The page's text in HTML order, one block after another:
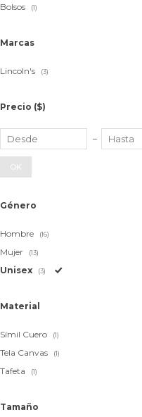
Bolsos (1)
Marcas
Lincoln's (3)
Precio ($)
OK
Género
Hombre (16)
Mujer (13)
Unisex (3)
Material
Símil Cuero (1)
Tela Canvas (1)
Tafeta (1)
Tamaño